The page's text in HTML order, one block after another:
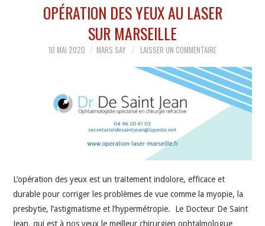
OPÉRATION DES YEUX AU LASER
SUR MARSEILLE
10 MAI 2020 MARS SAY LAISSER UN COMMENTAIRE
L’opération des yeux est un traitement indolore, efficace et
durable pour corriger les problèmes de vue comme la myopie, la
presbytie, l’astigmatisme et l’hypermétropie. Le Docteur De Saint
Jean, qui est à nos yeux le meilleur chirurgien ophtalmologue